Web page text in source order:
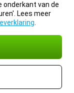
onderkant van de
Lees meer